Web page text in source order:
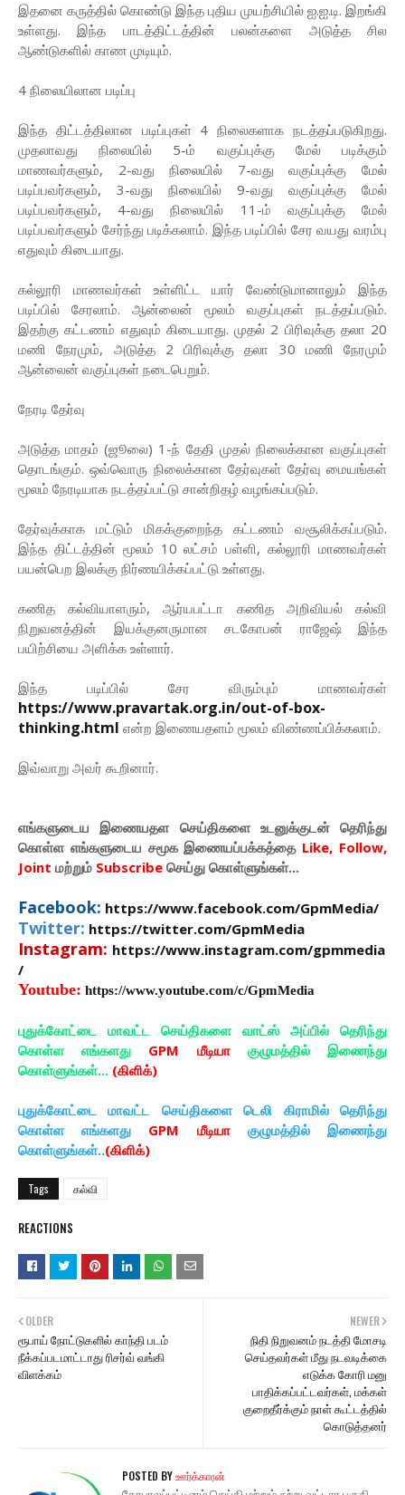
இதனை கருத்தில் கொண்டு இந்த புதிய முயற்சியில் ஐ.ஐ.டி. இறங்கி
உள்ளது. இந்த பாடத்திட்டத்தின் பலன்களை அடுத்த சில
ஆண்டுகளில் காண முடியும்.
4 நிலையிலான படிப்பு
இந்த திட்டத்திலான படிப்புகள் 4 நிலைகளாக நடத்தப்படுகிறது.
முதலாவது நிலையில் 5-ம் வகுப்புக்கு மேல் படிக்கும்
மாணவர்களும், 2-வது நிலையில் 7-வது வகுப்புக்கு மேல்
படிப்பவர்களும், 3-வது நிலையில் 9-வது வகுப்புக்கு மேல்
படிப்பவர்களும், 4-வது நிலையில் 11-ம் வகுப்புக்கு மேல்
படிப்பவர்களும் சேர்ந்து படிக்கலாம். இந்த படிப்பில் சேர வயது வரம்பு
எதுவும் கிடையாது.
கல்லூரி மாணவர்கள் உள்ளிட்ட யார் வேண்டுமானாலும் இந்த
படிப்பில் சேரலாம். ஆன்லைன் மூலம் வகுப்புகள் நடத்தப்படும்.
இதற்கு கட்டணம் எதுவும் கிடையாது. முதல் 2 பிரிவுக்கு தலா 20
மணி நேரமும், அடுத்த 2 பிரிவுக்கு தலா 30 மணி நேரமும்
ஆன்லைன் வகுப்புகள் நடைபெறும்.
நேரடி தேர்வு
அடுத்த மாதம் (ஜூலை) 1-ந் தேதி முதல் நிலைக்கான வகுப்புகள்
தொடங்கும். ஒவ்வொரு நிலைக்கான தேர்வுகள் தேர்வு மையங்கள்
மூலம் நேரடியாக நடத்தப்பட்டு சான்றிதழ் வழங்கப்படும்.
தேர்வுக்காக மட்டும் மிகக்குறைந்த கட்டணம் வசூலிக்கப்படும்.
இந்த திட்டத்தின் மூலம் 10 லட்சம் பள்ளி, கல்லூரி மாணவர்கள்
பயன்பெற இலக்கு நிர்ணயிக்கப்பட்டு உள்ளது.
கணித கல்வியாளரும், ஆர்யபட்டா கணித அறிவியல் கல்வி
நிறுவனத்தின் இயக்குனருமான சடகோபன் ராஜேஷ் இந்த
பயிற்சியை அளிக்க உள்ளார்.
இந்த படிப்பில் சேர விரும்பும் மாணவர்கள்
https://www.pravartak.org.in/out-of-box-
thinking.html என்ற இணையதளம் மூலம் விண்ணப்பிக்கலாம்.
இவ்வாறு அவர் கூறினார்.
எங்களுடைய இணையதள செய்திகளை உடனுக்குடன் தெரிந்து
கொள்ள எங்களுடைய சமூக இணையப்பக்கத்தை Like, Follow,
Joint மற்றும் Subscribe செய்து கொள்ளுங்கள்...
Facebook: https://www.facebook.com/GpmMedia/
Twitter: https://twitter.com/GpmMedia
Instagram: https://www.instagram.com/gpmmedia
/
Youtube: https://www.youtube.com/c/GpmMedia
புதுக்கோட்டை மாவட்ட செய்திகளை வாட்ஸ் அப்பில் தெரிந்து
கொள்ள எங்களது GPM மீடியாகுழுமத்தில் இணைந்து
கொள்ளுங்கள்... (கிளிக்)
புதுக்கோட்டை மாவட்ட செய்திகளை டெலி கிராமில் தெரிந்து
கொள்ள எங்களது GPM மீடியாகுழுமத்தில் இணைந்து
கொள்ளுங்கள்..(கிளிக்)
Tags கல்வி
REACTIONS
NEWER
நிதி நிறுவனம் நடத்தி மோசடி
செய்தவர்கள் மீது நடவடிக்கை
எடுக்க கோரி மனு
பாதிக்கப்பட்டவர்கள், மக்கள்
குறைதீர்க்கும் நாள் கூட்டத்தில்
கொடுத்தனர்
OLDER
ரூபாய் நோட்டுகளில் காந்தி படம்
நீக்கப்படமாட்டாது ரிசர்வ் வங்கி
விளக்கம்
POSTED BYஊர்க்காரன்